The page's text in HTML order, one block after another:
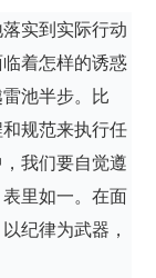
实到实际行动
着怎样的诱惑
池半步。比
规范来执行任
我们要自觉遵
里如一。在面
纪律为武器，